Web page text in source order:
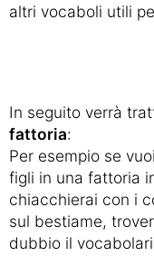
altri vocaboli utili
In seguito verrà
fattoria:
Per esempio se
figli in una fattoria
chiacchierai con i
sul bestiame,
dubbio il